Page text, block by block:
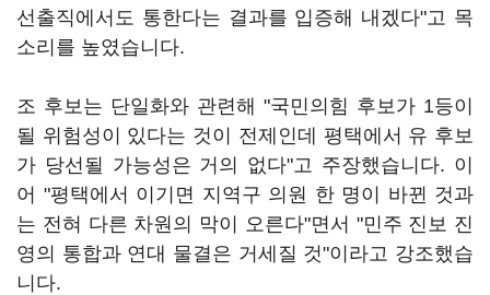
선출직에서도 통한다는 결과를 입증해 내겠다"고 목
소리를 높였습니다.
조 후보는 단일화와 관련해 "국민의힘 후보가 1등이
될 위험성이 있다는 것이 전제인데 평택에서 유 후보
가 당선될 가능성은 거의 없다"고 주장했습니다. 이
어 "평택에서 이기면 지역구 의원 한 명이 바뀐 것과
는 전혀 다른 차원의 막이 오른다"면서 "민주 진보 진
영의 통합과 연대 물결은 거세질 것"이라고 강조했습
니다.